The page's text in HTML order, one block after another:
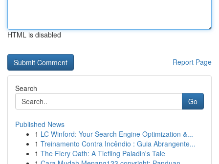
HTML is disabled
Report Page
Search
Go
Published News
1 LC Winford: Your Search Engine Optimization &...
1 Treinamento Contra Incêndio : Guia Abrangente...
1 The Fiery Oath: A Tiefling Paladin's Tale